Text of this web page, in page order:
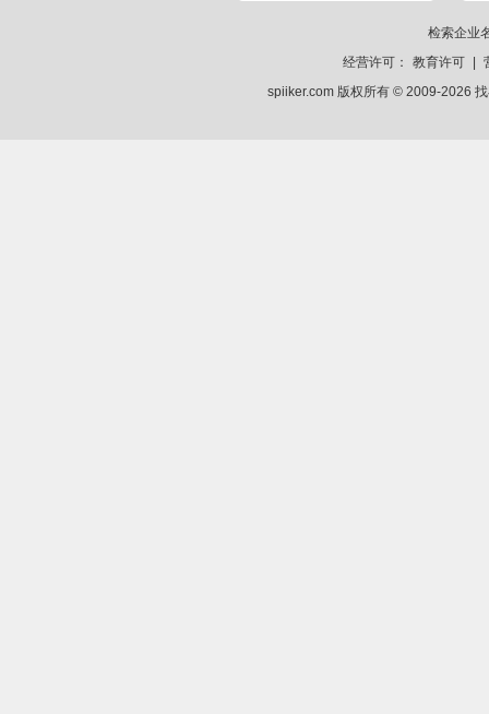
检索企业
经营许可：
教育许可
spiiker.com 版权所有 © 2009-2026